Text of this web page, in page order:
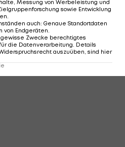
Messung von Werbeleistung und
sowie Entwicklung
.
auch: Genaue Standortdaten
von Endgeräten.
Zwecke berechtigtes
die Datenverarbeitung. Details
auszuüben, sind hier